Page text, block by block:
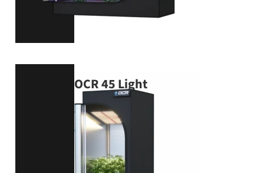
OCR 45 Light
45 × 45 × 120 cm
VIEW PRODUCT